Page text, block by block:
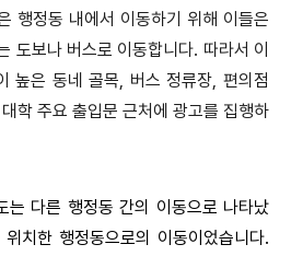
행정동 내에서 이동하기 위해 이들은
도보나 버스로 이동합니다. 따라서 이
높은 동네 골목, 버스 정류장, 편의점
학 주요 출입문 근처에 광고를 집행하
는 다른 행정동 간의 이동으로 나타났
치한 행정동으로의 이동이었습니다.